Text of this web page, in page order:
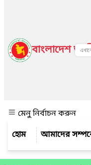
বাংলাদেশ
মেনু নির্বাচন করুন
আমাদের